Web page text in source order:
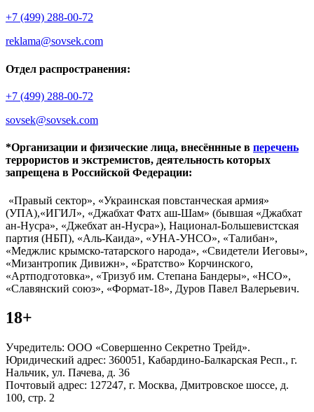
+7 (499) 288-00-72
reklama@sovsek.com
Отдел распространения:
+7 (499) 288-00-72
sovsek@sovsek.com
*Организации и физические лица, внесённные в перечень
террористов и экстремистов, деятельность которых
запрещена в Российской Федерации:
«Правый сектор», «Украинская повстанческая армия»
(УПА),«ИГИЛ», «Джабхат Фатх аш-Шам» (бывшая «Джабхат
ан-Нусра», «Джебхат ан-Нусра»), Национал-Большевистская
партия (НБП), «Аль-Каида», «УНА-УНСО», «Талибан»,
«Меджлис крымско-татарского народа», «Свидетели Иеговы»,
«Мизантропик Дивижн», «Братство» Корчинского,
«Артподготовка», «Тризуб им. Степана Бандеры», «НСО»,
«Славянский союз», «Формат-18», Дуров Павел Валерьевич.
18+
Учредитель: ООО «Совершенно Секретно Трейд».
Юридический адрес: 360051, Кабардино-Балкарская Респ., г.
Нальчик, ул. Пачева, д. 36
Почтовый адрес: 127247, г. Москва, Дмитровское шоссе, д.
100, стр. 2